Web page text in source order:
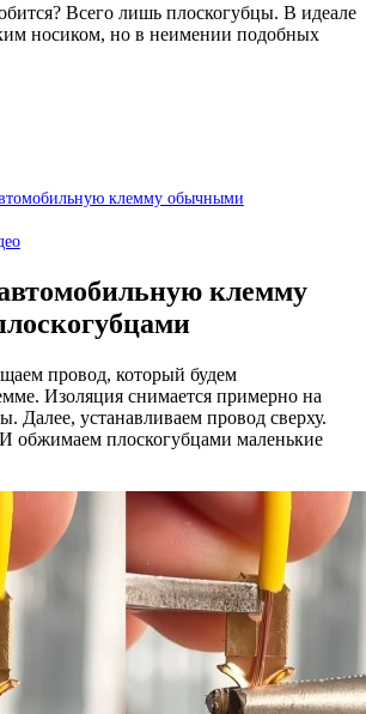
Всего лишь плоскогубцы. В идеале
носиком, но в неимении подобных
клемму обычными
клемму
провод, который будем
Изоляция снимается примерно на
Далее, устанавливаем провод сверху.
обжимаем плоскогубцами маленькие